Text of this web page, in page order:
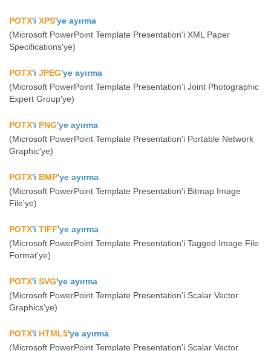
POTX'i XPS'ye ayırma
(Microsoft PowerPoint Template Presentation'i XML Paper
Specifications'ye)
POTX'i JPEG'ye ayırma
(Microsoft PowerPoint Template Presentation'i Joint Photographic
Expert Group'ye)
POTX'i PNG'ye ayırma
(Microsoft PowerPoint Template Presentation'i Portable Network
Graphic'ye)
POTX'i BMP'ye ayırma
(Microsoft PowerPoint Template Presentation'i Bitmap Image
File'ye)
POTX'i TIFF'ye ayırma
(Microsoft PowerPoint Template Presentation'i Tagged Image File
Format'ye)
POTX'i SVG'ye ayırma
(Microsoft PowerPoint Template Presentation'i Scalar Vector
Graphics'ye)
POTX'i HTML5'ye ayırma
(Microsoft PowerPoint Template Presentation'i Scalar Vector